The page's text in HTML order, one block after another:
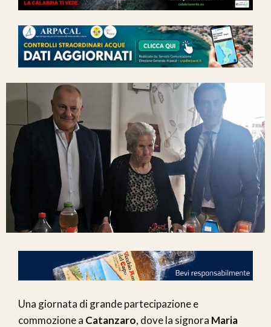
Una giornata di grande partecipazione e
commozione a Catanzaro, dove la signora Maria